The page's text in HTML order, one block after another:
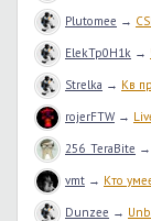
Plutomee →
ElekTp0H1k →
Strelka → Кв
rojerFTW →
256_TeraBite →
vmt → Кто
Dunzee →